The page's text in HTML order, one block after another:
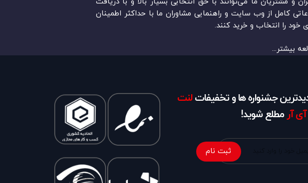
کامل از وب سایت و راهنمایی مشاوران ما با حداکثر اطمینان
خود را انتخاب و خرید کنند.
بیشتر...
جشنواره ها و تخفیفاتلنت
آرمطلع شوید!
ثبت نام